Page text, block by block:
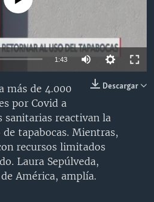
1:43
Descargar
más de 4.000
por Covid a
sanitarias reactivan la
tapabocas. Mientras,
recursos limitados
Laura Sepúlveda,
América, amplía.